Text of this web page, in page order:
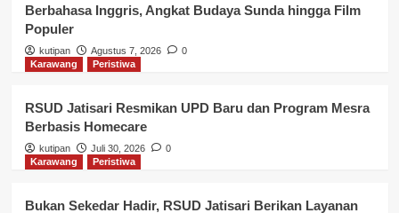
Bapenda Karawang Optimalkan PAD
Bandung Pendidikan
Suguhkan Tiga Drama Berbahasa
Berbahasa Inggris, Angkat Budaya Sunda hingga Film
Populer
kutipan Agustus 7, 2026
0
Karawang
Peristiwa
RSUD Jatisari Resmikan UPD Baru dan Program Mesra
Berbasis Homecare
kutipan Juli 30, 2026
0
Karawang
Peristiwa
Bukan Sekedar Hadir, RSUD Jatisari Berikan Layanan